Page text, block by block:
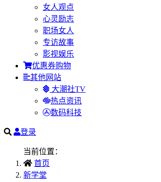
女人观点
心灵励志
职场女人
专访故事
影视娱乐
优惠券购物
其他网站
大潮社TV
热点资讯
数码科技
登录
当前位置：
首页
新学堂